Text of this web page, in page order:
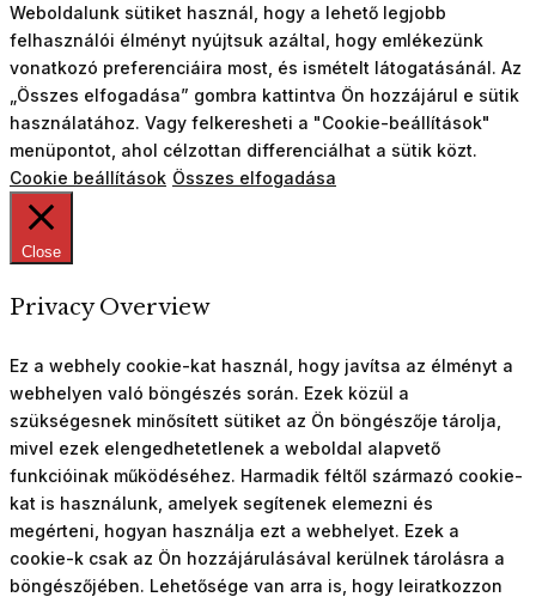
Weboldalunk sütiket használ, hogy a lehető legjobb
felhasználói élményt nyújtsuk azáltal, hogy emlékezünk
vonatkozó preferenciáira most, és ismételt látogatásánál. Az
„Összes elfogadása” gombra kattintva Ön hozzájárul e sütik
használatához. Vagy felkeresheti a "Cookie-beállítások"
menüpontot, ahol célzottan differenciálhat a sütik közt.
Cookie beállítások Összes elfogadása
Close
Privacy Overview
Ez a webhely cookie-kat használ, hogy javítsa az élményt a
webhelyen való böngészés során. Ezek közül a
szükségesnek minősített sütiket az Ön böngészője tárolja,
mivel ezek elengedhetetlenek a weboldal alapvető
funkcióinak működéséhez. Harmadik féltől származó cookie-
kat is használunk, amelyek segítenek elemezni és
megérteni, hogyan használja ezt a webhelyet. Ezek a
cookie-k csak az Ön hozzájárulásával kerülnek tárolásra a
böngészőjében. Lehetősége van arra is, hogy leiratkozzon